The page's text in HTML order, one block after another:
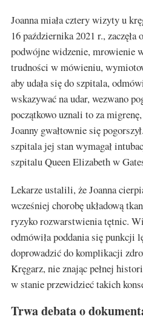
Joanna miała cztery wizyty u
16 października 2021 r., zaczęła
podwójne widzenie, mrowienie
trudności w mówieniu,
aby udała się do szpitala,
wskazywać na udar, wezwano
początkowo uznali to za
Joanny gwałtownie się
szpitala jej stan wymagał
szpitalu Queen Elizabeth w
Lekarze ustalili, że Joanna
wcześniej chorobę układową
ryzyko rozwarstwienia tętnic.
odmówiła poddania się punkcji
doprowadzić do komplikacji
Kręgarz, nie znając pełnej
w stanie przewidzieć takich
Trwa debata o